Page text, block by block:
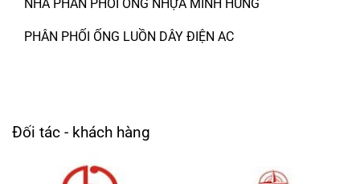
NHÀ PHÂN PHỐI ỐNG NHỰA MINH HÙNG
PHÂN PHỐI ỐNG LUỒN DÂY ĐIỆN AC
Đối tác - khách hàng